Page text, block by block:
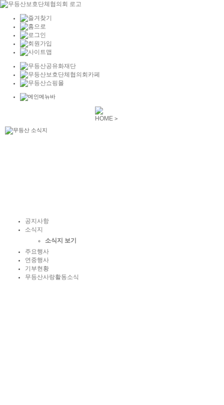
공지사항
소식지
소식지 보기
주요행사
연중행사
기부현황
무등산사랑활동소식
HOME >